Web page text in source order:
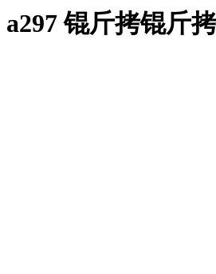
a297 锟斤拷锟斤